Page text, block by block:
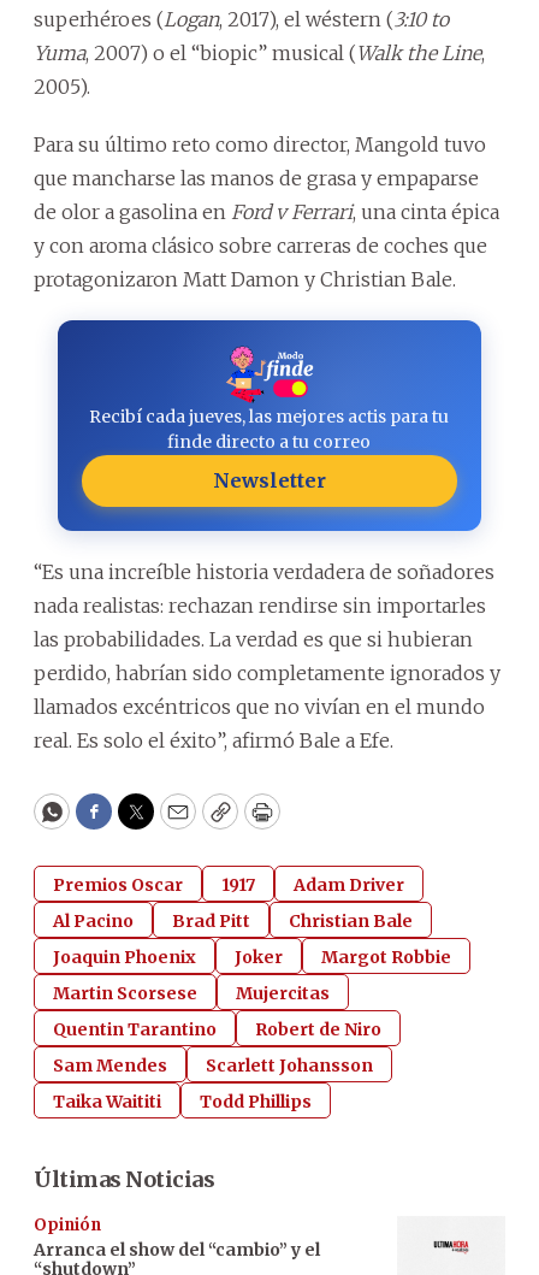
superhéroes (Logan, 2017), el wéstern (3:10 to
Yuma, 2007) o el “biopic” musical (Walk the Line,
2005).
Para su último reto como director, Mangold tuvo
que mancharse las manos de grasa y empaparse
de olor a gasolina en Ford v Ferrari, una cinta épica
y con aroma clásico sobre carreras de coches que
protagonizaron Matt Damon y Christian Bale.
Recibí cada jueves, las mejores actis para tu
finde directo a tu correo
Newsletter
“Es una increíble historia verdadera de soñadores
nada realistas: rechazan rendirse sin importarles
las probabilidades. La verdad es que si hubieran
perdido, habrían sido completamente ignorados y
llamados excéntricos que no vivían en el mundo
real. Es solo el éxito”, afirmó Bale a Efe.
WhatsApp
Facebook
Twitter
EmailCopyPrint
Premios Oscar 1917
Adam Driver
Al Pacino
Brad Pitt
Christian Bale
Joaquin Phoenix
Joker
Margot Robbie
Martin Scorsese
Mujercitas
Quentin Tarantino
Robert de Niro
Sam Mendes
Scarlett Johansson
Taika Waititi
Todd Phillips
Últimas Noticias
Opinión
Arranca el show del “cambio” y el
“shutdown”